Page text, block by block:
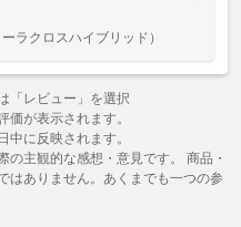
ラクロスハイブリッド）
「レビュー」を選択
が表示されます。
に反映されます。
主観的な感想・意見です。 商品・
はありません。あくまでも一つの参